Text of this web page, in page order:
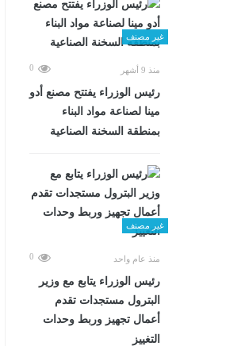
غير مصنف
منذ 9 أشهر 0
رئيس الوزراء يفتتح مصنع أدو
مينا لصناعة مواد البناء
بمنطقة السخنة الصناعية
غير مصنف
منذ عام واحد 0
رئيس الوزراء يتابع مع وزير
البترول مستجدات تقدم
أعمال تجهيز وربط وحدات
التغييز